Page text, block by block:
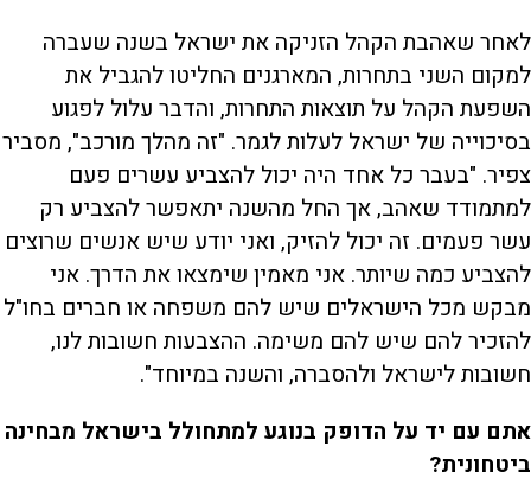
לאחר שאהבת הקהל הזניקה את ישראל בשנה שעברה
למקום השני בתחרות, המארגנים החליטו להגביל את
השפעת הקהל על תוצאות התחרות, והדבר עלול לפגוע
בסיכוייה של ישראל לעלות לגמר. "זה מהלך מורכב", מסביר
צפיר. "בעבר כל אחד היה יכול להצביע עשרים פעם
למתמודד שאהב, אך החל מהשנה יתאפשר להצביע רק
עשר פעמים. זה יכול להזיק, ואני יודע שיש אנשים שרוצים
להצביע כמה שיותר. אני מאמין שימצאו את הדרך. אני
מבקש מכל הישראלים שיש להם משפחה או חברים בחו"ל
להזכיר להם שיש להם משימה. ההצבעות חשובות לנו,
חשובות לישראל ולהסברה, והשנה במיוחד".
אתם עם יד על הדופק בנוגע למתחולל בישראל מבחינה
ביטחונית?